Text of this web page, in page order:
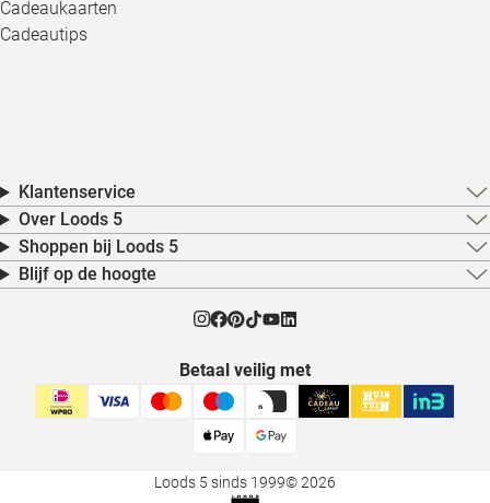
Cadeaukaarten
Cadeautips
Klantenservice
Over Loods 5
Shoppen bij Loods 5
Blijf op de hoogte
Betaal veilig met
Loods 5 sinds 1999© 2026